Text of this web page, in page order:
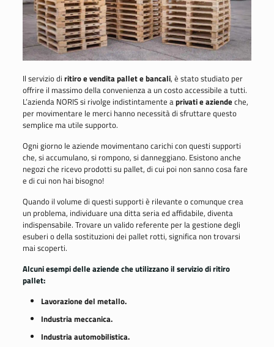
Il servizio di ritiro e vendita pallet e bancali, è stato studiato per
offrire il massimo della convenienza a un costo accessibile a tutti.
L’azienda NORIS si rivolge indistintamente aprivati e aziendeche,
per movimentare le merci hanno necessità di sfruttare questo
semplice ma utile supporto.
Ogni giorno le aziende movimentano carichi con questi supporti
che, si accumulano, si rompono, si danneggiano. Esistono anche
negozi che ricevo prodotti su pallet, di cui poi non sanno cosa fare
e di cui non hai bisogno!
Quando il volume di questi supporti è rilevante o comunque crea
un problema, individuare una ditta seria ed affidabile, diventa
indispensabile. Trovare un valido referente per la gestione degli
esuberi o della sostituzioni dei pallet rotti, significa non trovarsi
mai scoperti.
Alcuni esempi delle aziende che utilizzano il servizio di ritiro
pallet:
Lavorazione del metallo.
Industria meccanica.
Industria automobilistica.